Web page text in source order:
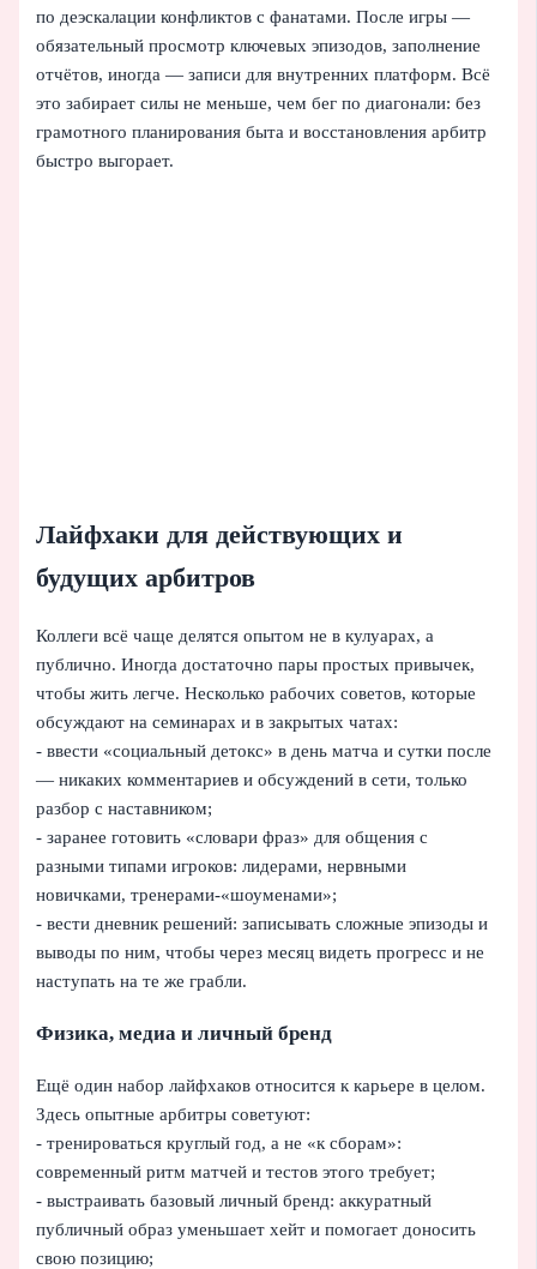
по деэскалации конфликтов с фанатами. После игры —
обязательный просмотр ключевых эпизодов, заполнение
отчётов, иногда — записи для внутренних платформ. Всё
это забирает силы не меньше, чем бег по диагонали: без
грамотного планирования быта и восстановления арбитр
быстро выгорает.
Лайфхаки для действующих и
будущих арбитров
Коллеги всё чаще делятся опытом не в кулуарах, а
публично. Иногда достаточно пары простых привычек,
чтобы жить легче. Несколько рабочих советов, которые
обсуждают на семинарах и в закрытых чатах:
- ввести «социальный детокс» в день матча и сутки после
— никаких комментариев и обсуждений в сети, только
разбор с наставником;
- заранее готовить «словари фраз» для общения с
разными типами игроков: лидерами, нервными
новичками, тренерами-«шоуменами»;
- вести дневник решений: записывать сложные эпизоды и
выводы по ним, чтобы через месяц видеть прогресс и не
наступать на те же грабли.
Физика, медиа и личный бренд
Ещё один набор лайфхаков относится к карьере в целом.
Здесь опытные арбитры советуют:
- тренироваться круглый год, а не «к сборам»:
современный ритм матчей и тестов этого требует;
- выстраивать базовый личный бренд: аккуратный
публичный образ уменьшает хейт и помогает доносить
свою позицию;